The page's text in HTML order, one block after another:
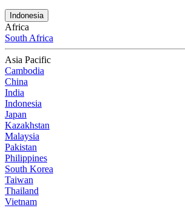
Indonesia
Africa
South Africa
Asia Pacific
Cambodia
China
India
Indonesia
Japan
Kazakhstan
Malaysia
Pakistan
Philippines
South Korea
Taiwan
Thailand
Vietnam